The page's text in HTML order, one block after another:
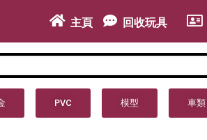
主頁 回收玩具
PVC 模型 車類